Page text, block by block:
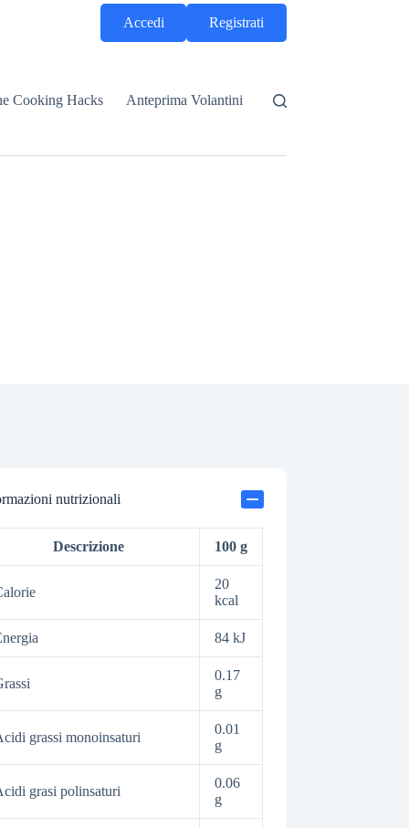
Accedi Registrati
Cooking Hacks Anteprima Volantini
nutrizionali
Descrizione 100 g
20
kcal
84 kJ
0.17
g
grassi monoinsaturi
0.01
g
grasi polinsaturi
0.06
g